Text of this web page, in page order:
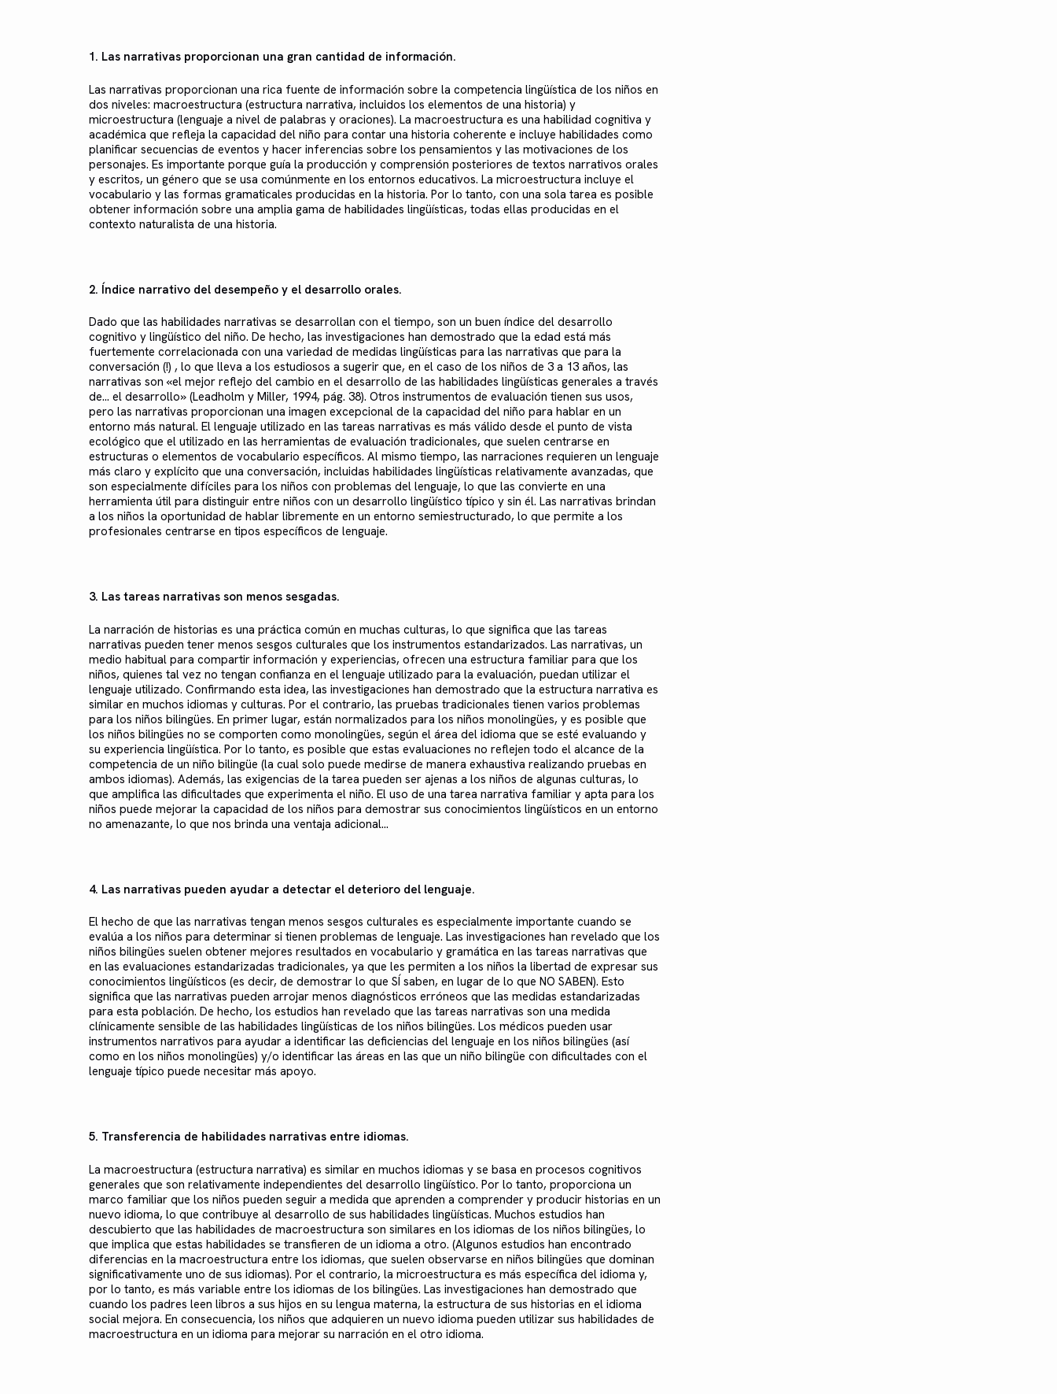
1. Las narrativas proporcionan una gran cantidad de información.
Las narrativas proporcionan una rica fuente de información sobre la competencia lingüística de los niños en
dos niveles: macroestructura (estructura narrativa, incluidos los elementos de una historia) y
microestructura (lenguaje a nivel de palabras y oraciones). La macroestructura es una habilidad cognitiva y
académica que refleja la capacidad del niño para contar una historia coherente e incluye habilidades como
planificar secuencias de eventos y hacer inferencias sobre los pensamientos y las motivaciones de los
personajes. Es importante porque guía la producción y comprensión posteriores de textos narrativos orales
y escritos, un género que se usa comúnmente en los entornos educativos. La microestructura incluye el
vocabulario y las formas gramaticales producidas en la historia. Por lo tanto, con una sola tarea es posible
obtener información sobre una amplia gama de habilidades lingüísticas, todas ellas producidas en el
contexto naturalista de una historia.
2. Índice narrativo del desempeño y el desarrollo orales.
Dado que las habilidades narrativas se desarrollan con el tiempo, son un buen índice del desarrollo
cognitivo y lingüístico del niño. De hecho, las investigaciones han demostrado que la edad está más
fuertemente correlacionada con una variedad de medidas lingüísticas para las narrativas que para la
conversación (!) , lo que lleva a los estudiosos a sugerir que, en el caso de los niños de 3 a 13 años, las
narrativas son «el mejor reflejo del cambio en el desarrollo de las habilidades lingüísticas generales a través
de... el desarrollo» (Leadholm y Miller, 1994, pág. 38). Otros instrumentos de evaluación tienen sus usos,
pero las narrativas proporcionan una imagen excepcional de la capacidad del niño para hablar en un
entorno más natural. El lenguaje utilizado en las tareas narrativas es más válido desde el punto de vista
ecológico que el utilizado en las herramientas de evaluación tradicionales, que suelen centrarse en
estructuras o elementos de vocabulario específicos. Al mismo tiempo, las narraciones requieren un lenguaje
más claro y explícito que una conversación, incluidas habilidades lingüísticas relativamente avanzadas, que
son especialmente difíciles para los niños con problemas del lenguaje, lo que las convierte en una
herramienta útil para distinguir entre niños con un desarrollo lingüístico típico y sin él. Las narrativas brindan
a los niños la oportunidad de hablar libremente en un entorno semiestructurado, lo que permite a los
profesionales centrarse en tipos específicos de lenguaje.
3. Las tareas narrativas son menos sesgadas.
La narración de historias es una práctica común en muchas culturas, lo que significa que las tareas
narrativas pueden tener menos sesgos culturales que los instrumentos estandarizados. Las narrativas, un
medio habitual para compartir información y experiencias, ofrecen una estructura familiar para que los
niños, quienes tal vez no tengan confianza en el lenguaje utilizado para la evaluación, puedan utilizar el
lenguaje utilizado. Confirmando esta idea, las investigaciones han demostrado que la estructura narrativa es
similar en muchos idiomas y culturas. Por el contrario, las pruebas tradicionales tienen varios problemas
para los niños bilingües. En primer lugar, están normalizados para los niños monolingües, y es posible que
los niños bilingües no se comporten como monolingües, según el área del idioma que se esté evaluando y
su experiencia lingüística. Por lo tanto, es posible que estas evaluaciones no reflejen todo el alcance de la
competencia de un niño bilingüe (la cual solo puede medirse de manera exhaustiva realizando pruebas en
ambos idiomas). Además, las exigencias de la tarea pueden ser ajenas a los niños de algunas culturas, lo
que amplifica las dificultades que experimenta el niño. El uso de una tarea narrativa familiar y apta para los
niños puede mejorar la capacidad de los niños para demostrar sus conocimientos lingüísticos en un entorno
no amenazante, lo que nos brinda una ventaja adicional...
4. Las narrativas pueden ayudar a detectar el deterioro del lenguaje.
El hecho de que las narrativas tengan menos sesgos culturales es especialmente importante cuando se
evalúa a los niños para determinar si tienen problemas de lenguaje. Las investigaciones han revelado que los
niños bilingües suelen obtener mejores resultados en vocabulario y gramática en las tareas narrativas que
en las evaluaciones estandarizadas tradicionales, ya que les permiten a los niños la libertad de expresar sus
conocimientos lingüísticos (es decir, de demostrar lo que SÍ saben, en lugar de lo que NO SABEN). Esto
significa que las narrativas pueden arrojar menos diagnósticos erróneos que las medidas estandarizadas
para esta población. De hecho, los estudios han revelado que las tareas narrativas son una medida
clínicamente sensible de las habilidades lingüísticas de los niños bilingües. Los médicos pueden usar
instrumentos narrativos para ayudar a identificar las deficiencias del lenguaje en los niños bilingües (así
como en los niños monolingües) y/o identificar las áreas en las que un niño bilingüe con dificultades con el
lenguaje típico puede necesitar más apoyo.
5. Transferencia de habilidades narrativas entre idiomas.
La macroestructura (estructura narrativa) es similar en muchos idiomas y se basa en procesos cognitivos
generales que son relativamente independientes del desarrollo lingüístico. Por lo tanto, proporciona un
marco familiar que los niños pueden seguir a medida que aprenden a comprender y producir historias en un
nuevo idioma, lo que contribuye al desarrollo de sus habilidades lingüísticas. Muchos estudios han
descubierto que las habilidades de macroestructura son similares en los idiomas de los niños bilingües, lo
que implica que estas habilidades se transfieren de un idioma a otro. (Algunos estudios han encontrado
diferencias en la macroestructura entre los idiomas, que suelen observarse en niños bilingües que dominan
significativamente uno de sus idiomas). Por el contrario, la microestructura es más específica del idioma y,
por lo tanto, es más variable entre los idiomas de los bilingües. Las investigaciones han demostrado que
cuando los padres leen libros a sus hijos en su lengua materna, la estructura de sus historias en el idioma
social mejora. En consecuencia, los niños que adquieren un nuevo idioma pueden utilizar sus habilidades de
macroestructura en un idioma para mejorar su narración en el otro idioma.